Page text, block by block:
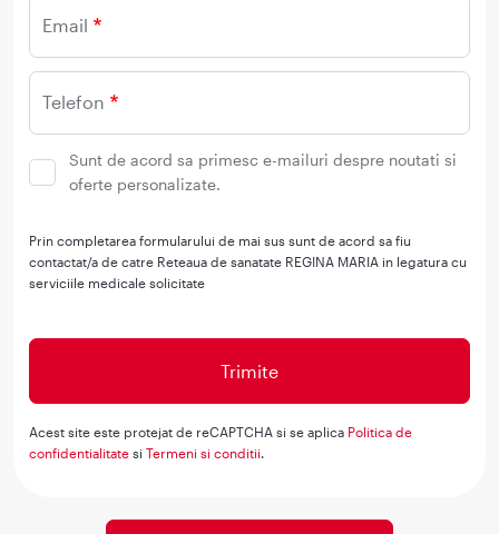
Email
Telefon
Sunt de acord sa primesc e-mailuri despre noutati si
oferte personalizate.
Prin completarea formularului de mai sus sunt de acord sa fiu
contactat/a de catre Reteaua de sanatate REGINA MARIA in legatura cu
serviciile medicale solicitate
Acest site este protejat de reCAPTCHA si se aplica Politica de
confidentialitate siTermeni si conditii